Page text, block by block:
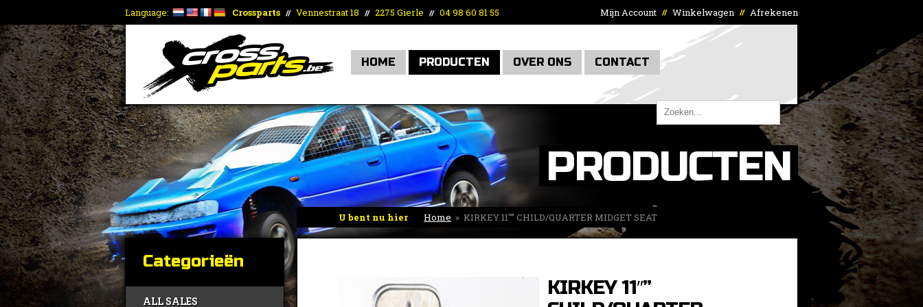
Language: Crossparts // Vennestraat 18 // 2275 Gierle // 04 98 60 81 55 Mijn Account // Winkelwagen // Afrekenen
HOME PRODUCTEN OVER ONS CONTACT
PRODUCTEN
U bent nu hier Home » KIRKEY 11″” CHILD/QUARTER MIDGET SEAT
Categorieën
ALL SALES
KIRKEY 11″”